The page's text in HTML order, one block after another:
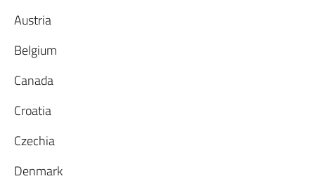
Austria
Belgium
Canada
Croatia
Czechia
Denmark